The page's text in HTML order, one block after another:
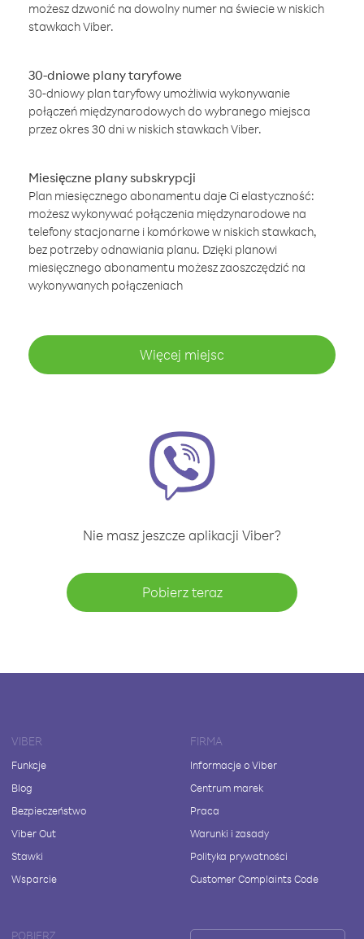
możesz dzwonić na dowolny numer na świecie w niskich
stawkach Viber.
30-dniowe plany taryfowe
30-dniowy plan taryfowy umożliwia wykonywanie
połączeń międzynarodowych do wybranego miejsca
przez okres 30 dni w niskich stawkach Viber.
Miesięczne plany subskrypcji
Plan miesięcznego abonamentu daje Ci elastyczność:
możesz wykonywać połączenia międzynarodowe na
telefony stacjonarne i komórkowe w niskich stawkach,
bez potrzeby odnawiania planu. Dzięki planowi
miesięcznego abonamentu możesz zaoszczędzić na
wykonywanych połączeniach
Więcej miejsc
Nie masz jeszcze aplikacji Viber?
Pobierz teraz
VIBER
Funkcje
Blog
Bezpieczeństwo
Viber Out
Stawki
Wsparcie
FIRMA
Informacje o Viber
Centrum marek
Praca
Warunki i zasady
Polityka prywatności
Customer Complaints Code
POBIERZ